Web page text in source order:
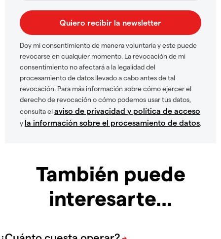
Doy mi consentimiento de manera voluntaria y este puede
revocarse en cualquier momento. La revocación de mi
consentimiento no afectará a la legalidad del
procesamiento de datos llevado a cabo antes de tal
revocación. Para más información sobre cómo ejercer el
derecho de revocación o cómo podemos usar tus datos,
consulta elaviso de privacidad y política de acceso
y la información sobre el procesamiento de datos.
También puede
interesarte...